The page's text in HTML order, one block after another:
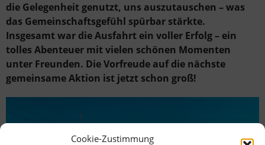
Cookie-Zustimmung
die Gelegenheit genutzt, uns auszutauschen – was
das Gemeinschaftsgefühl spürbar stärkte.
Insgesamt war die Ausfahrt ein voller Erfolg – ein
tolles Abenteuer mit vielen schönen Momenten
unter Freunden. Die Vorfreude auf die nächste
gemeinsame Aktion ist jetzt schon groß!